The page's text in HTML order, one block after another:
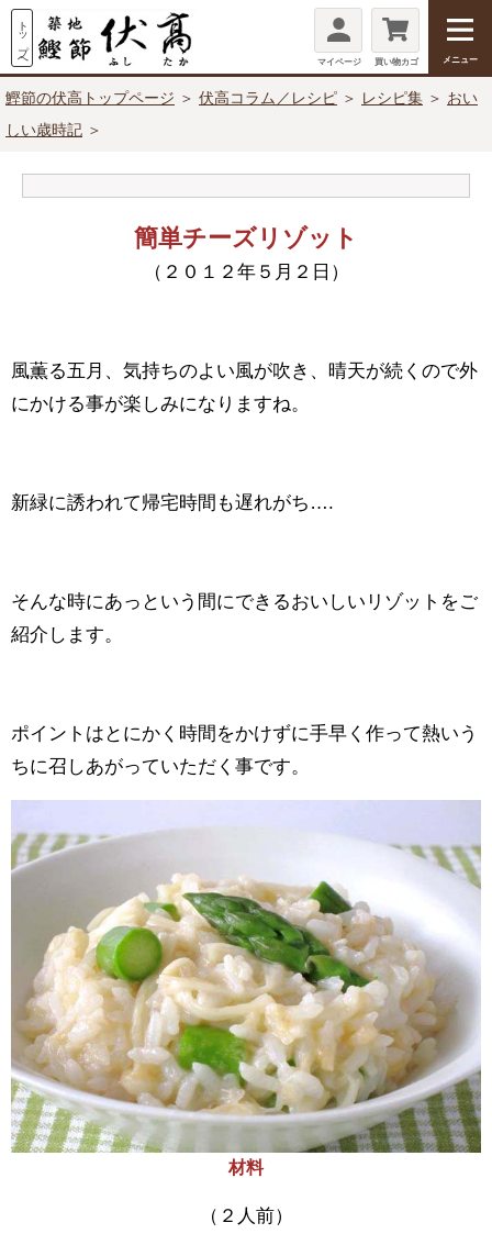
マイページ 買い物カゴ メニュー
鰹節の伏高トップページ ＞ 伏高コラム／レシピ ＞ レシピ集 ＞ おい
しい歳時記 ＞
簡単チーズリゾット
（２０１２年５月２日）
風薫る五月、気持ちのよい風が吹き、晴天が続くので外
にかける事が楽しみになりますね。
新緑に誘われて帰宅時間も遅れがち….
そんな時にあっという間にできるおいしいリゾットをご
紹介します。
ポイントはとにかく時間をかけずに手早く作って熱いう
ちに召しあがっていただく事です。
材料
（２人前）